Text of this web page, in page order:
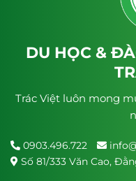
DU HỌC &
Trác Việt luôn mong
0903.496.722
Số 81/333 Văn Cao,